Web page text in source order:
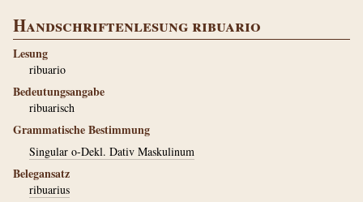
Handschriftenlesung ribuario
Lesung
ribuario
Bedeutungsangabe
ribuarisch
Grammatische Bestimmung
Singular o-Dekl. Dativ Maskulinum
Belegansatz
ribuarius